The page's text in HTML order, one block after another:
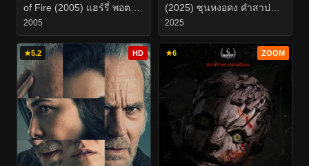
of Fire (2005) แฮร์รี่ พอต
เตอร์ กับ ถ้วยอัคนี
2005
(2025) ซุนหงอคง คำสาป
บ่วงรัดเกล้า
2025
★5.2 HD ★6 ZOOM